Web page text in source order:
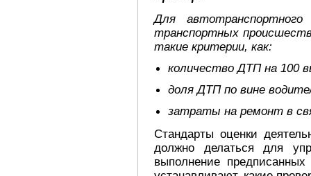
Для
транспортных
такие критерии, как:
количество ДТП на 100
доля ДТП по вине
затраты на ремонт в
Стандарты оценки
должно делаться для
выполнение